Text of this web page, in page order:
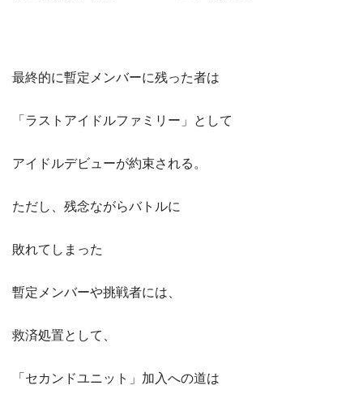
最終的に暫定メンバーに残った者は
「ラストアイドルファミリー」として
アイドルデビューが約束される。
ただし、残念ながらバトルに
敗れてしまった
暫定メンバーや挑戦者には、
救済処置として、
「セカンドユニット」加入への道は